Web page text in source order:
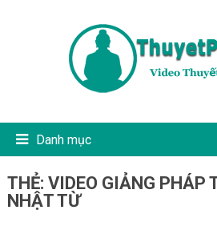
Danh mục
THẺ: VIDEO GIẢNG PHÁP
NHẬT TỪ